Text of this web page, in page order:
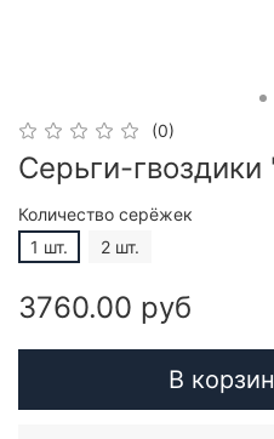
(0)
Серьги-
Количество серёжек
1 шт.
2 шт.
3760.00 руб
В